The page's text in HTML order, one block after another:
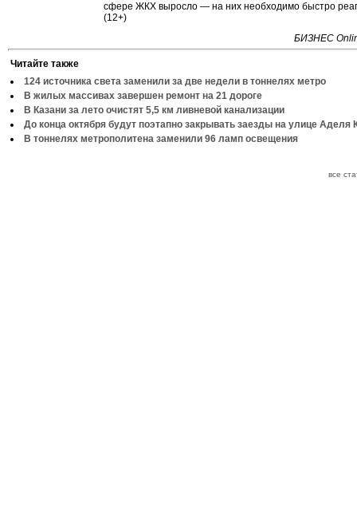
сфере ЖКХ выросло — на них необходимо быстро
(12+)
БИЗНЕС
Читайте также
124 источника света заменили за две недели в тоннелях метро
В жилых массивах завершен ремонт на 21 дороге
В Казани за лето очистят 5,5 км ливневой канализации
До конца октября будут поэтапно закрывать заезды на улице Аделя
В тоннелях метрополитена заменили 96 ламп освещения
все